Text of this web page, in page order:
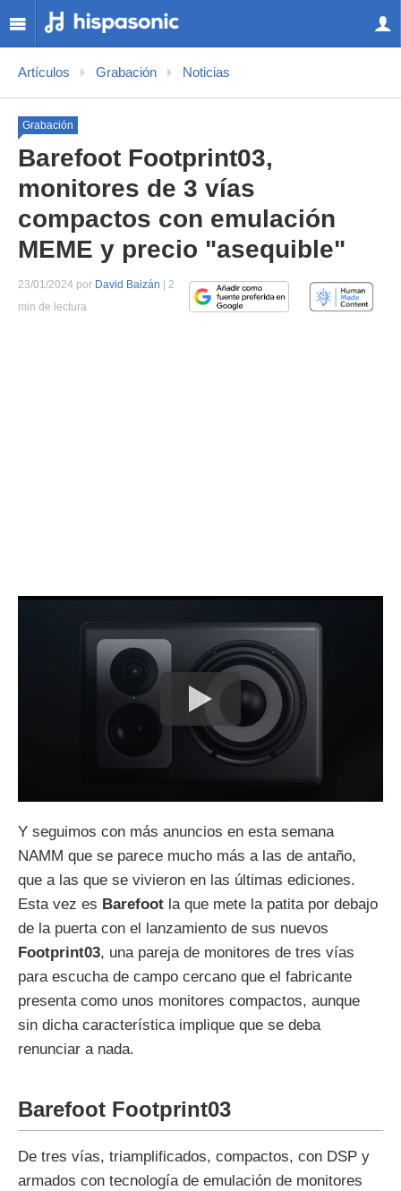
Artículos Grabación Noticias
Grabación
Barefoot Footprint03,
monitores de 3 vías
compactos con emulación
MEME y precio "asequible"
23/01/2024 por David Baizán | 2
min de lectura
Y seguimos con más anuncios en esta semana
NAMM que se parece mucho más a las de antaño,
que a las que se vivieron en las últimas ediciones.
Esta vez es Barefoot la que mete la patita por debajo
de la puerta con el lanzamiento de sus nuevos
Footprint03, una pareja de monitores de tres vías
para escucha de campo cercano que el fabricante
presenta como unos monitores compactos, aunque
sin dicha característica implique que se deba
renunciar a nada.
Barefoot Footprint03
De tres vías, triamplificados, compactos, con DSP y
armados con tecnología de emulación de monitores